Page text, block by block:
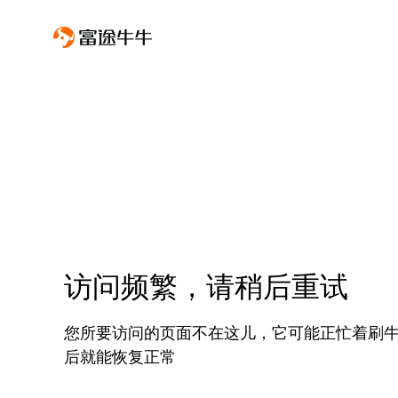
访问频繁，请稍后重试
您所要访问的页面不在这儿，它可能正忙着刷
后就能恢复正常